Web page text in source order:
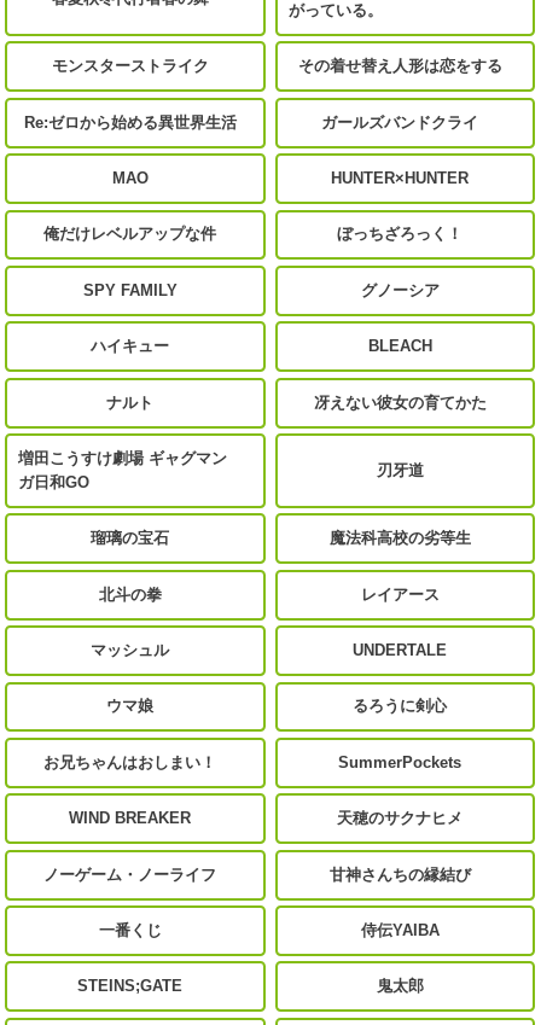
がっている。
モンスターストライク その着せ替え人形は恋をする
Re:ゼロから始める異世界生活 ガールズバンドクライ
MAO HUNTER×HUNTER
俺だけレベルアップな件 ぼっちざろっく！
SPY FAMILY グノーシア
ハイキュー BLEACH
ナルト 冴えない彼女の育てかた
増田こうすけ劇場 ギャグマン
ガ日和GO
刃牙道
瑠璃の宝石 魔法科高校の劣等生
北斗の拳 レイアース
マッシュル UNDERTALE
ウマ娘 るろうに剣心
お兄ちゃんはおしまい！ SummerPockets
WIND BREAKER 天穂のサクナヒメ
ノーゲーム・ノーライフ 甘神さんちの縁結び
一番くじ 侍伝YAIBA
STEINS;GATE 鬼太郎